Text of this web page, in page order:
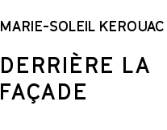
MARIE-SOLEIL KEROUAC
DERRIÈRE LA
FAÇADE